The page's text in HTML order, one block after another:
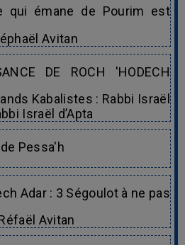
qui émane de Pourim est
Avitan
DE ROCH 'HODECH
Kabalistes : Rabbi Israël
Israël d’Apta
Pessa'h
Adar : 3 Ségoulot à ne pas
Avitan